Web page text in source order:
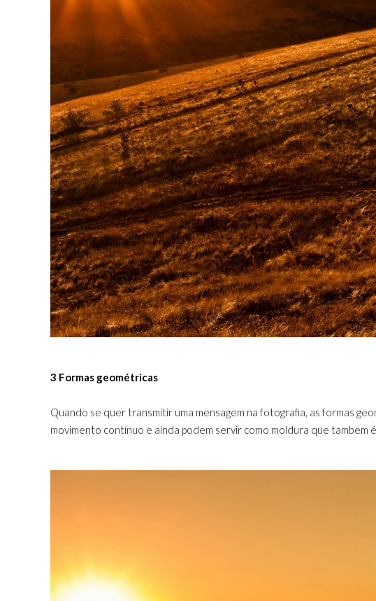
3 Formas geométricas
Quando se quer transmitir uma mensagem na fotografia, as formas
movimento contínuo e ainda podem servir como moldura que tambem